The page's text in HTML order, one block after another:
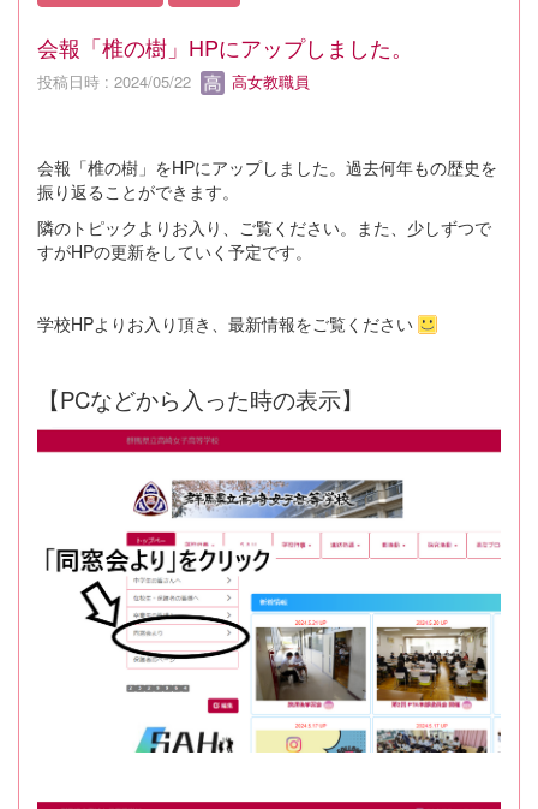
会報「椎の樹」HPにアップしました。
投稿日時 : 2024/05/22 高女教職員
会報「椎の樹」をHPにアップしました。過去何年もの歴史を
振り返ることができます。
隣のトピックよりお入り、ご覧ください。また、少しずつで
すがHPの更新をしていく予定です。
学校HPよりお入り頂き、最新情報をご覧ください
【PCなどから入った時の表示】